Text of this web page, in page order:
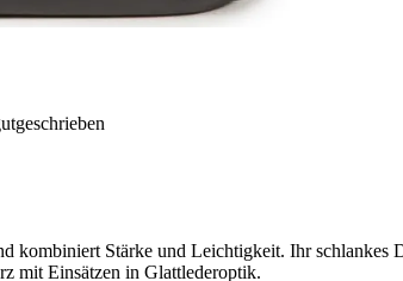
Stärke und Leichtigkeit. Ihr schlankes
mit Einsätzen in Glattlederoptik.